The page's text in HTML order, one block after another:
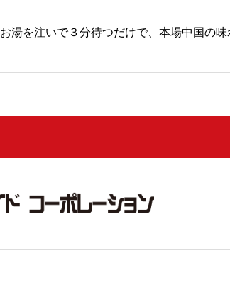
お湯を注いで３分待つだけで、本場中国の